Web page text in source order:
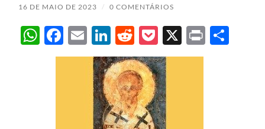
16 DE MAIO DE 2023 / 0 COMENTÁRIOS
WhatsApp
Facebook
EmailLinkedIn
Reddit
Pocket
X Print